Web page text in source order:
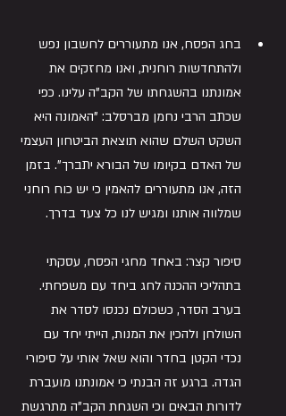
בחג הפסח, אנו מתעוררים לחשבון נפש
ולהתחדשות רוחנית, ואנו מחזקים את
אמונתנו בהשגחתו של הקב"ה עלינו. כפי
שכתב הרבי נחמן מברסלב: "האמונה היא
השקט השלם שהוא תוצאת הביטחון העצמי
של האדם בקיומו של הבורא יתברך". בזמן
הזה, אנו מתעוררים להאמין כי יש כוח רוחני
שמלווה אותנו ומגיש לנו כל צעד בדרך.
סיפור קצר: באחד מחגי הפסח, עסקתי
בתהליכי ההכנה לחג ביחד עם משפחתי.
בערב הסדר, כשכולם נכנסו לסדר את
השולחן ולהכין את המנות, הייתי יחד עם
נכדי הקטן בחדר והוא שאל אותי על סיפורי
הגדה. ברגע זה הבנתי כי אמונתנו מועברת
לדורות הבאים וכי השגחת הקב"ה מתרגשת